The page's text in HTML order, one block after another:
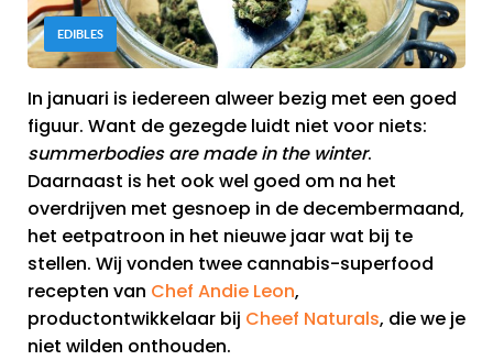
EDIBLES
In januari is iedereen alweer bezig met een goed
figuur. Want de gezegde luidt niet voor niets:
summerbodies are made in the winter.
Daarnaast is het ook wel goed om na het
overdrijven met gesnoep in de decembermaand,
het eetpatroon in het nieuwe jaar wat bij te
stellen. Wij vonden twee cannabis-superfood
recepten van Chef Andie Leon,
productontwikkelaar bij Cheef Naturals, die we je
niet wilden onthouden.